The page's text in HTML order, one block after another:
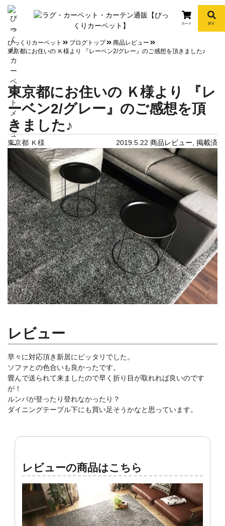
info
カート 探す
びっくりカーペット ブログトップ
商品レビュー
東京都にお住いの Ｋ様より 『レーベン2/グレー』のご感想を頂きました♪
東京都にお住いの Ｋ様より 『レ
ーベン2/グレー』のご感想を頂
きました♪
東京都 Ｋ様 2019.5.22 商品レビュー 掲載済
レビュー
早々に対応頂き新居にピッタリでした。
ソファとの色合いも良かったです。
畳んで送られて来ましたので早く折り目が取れれば良いのです
が！
ルンバが登ったり登れなかったり？
ダイニングテーブル下にも買い足そうかなと思っています。
レビューの商品はこちら